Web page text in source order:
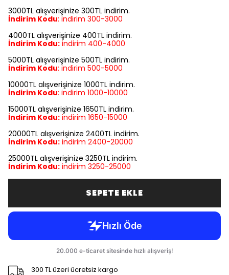
3000TL alışverişinize 300TL indirim.
İndirim Kodu: indirim 300-3000
4000TL alışverişinize 400TL indirim.
İndirim Kodu: indirim 400-4000
5000TL alışverişinize 500TL indirim.
İndirim Kodu: indirim 500-5000
10000TL alışverişinize 1000TL indirim.
İndirim Kodu: indirim 1000-10000
15000TL alışverişinize 1650TL indirim.
İndirim Kodu: indirim 1650-15000
20000TL alışverişinize 2400TL indirim.
İndirim Kodu: indirim 2400-20000
25000TL alışverişinize 3250TL indirim.
İndirim Kodu: indirim 3250-25000
SEPETE EKLE
300 TL üzeri ücretsiz kargo